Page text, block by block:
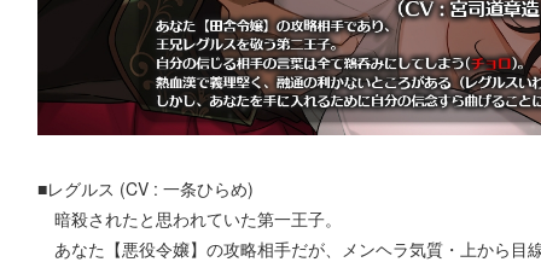
■レグルス (CV : 一条ひらめ)
暗殺されたと思われていた第一王子。
あなた【悪役令嬢】の攻略相手だが、メンヘラ気質・上から目